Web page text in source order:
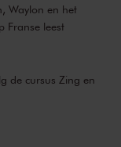
Waylon en het
Franse leest
de cursus Zing en